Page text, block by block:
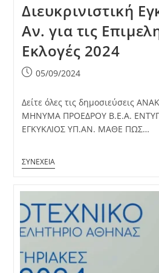
Διευκρινιστική
Αν. για τις
Εκλογές 2024
Post05/09/2024
Δείτε όλες τις δημοσιεύσεις
ΜΗΝΥΜΑ ΠΡΟΕΔΡΟΥ Β.Ε.Α.
ΕΓΚΥΚΛΙΟΣ ΥΠ.ΑΝ. ΜΑΘΕ ΠΩΣ…